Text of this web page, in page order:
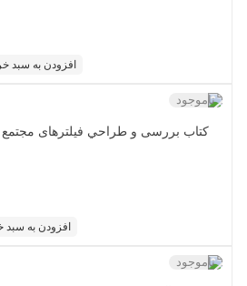
افزودن به سبد خرید
کتاب بررسی و طراحي فیلترهای مجتمع Gm-C با توان مصرفی پایین...
ناموجود
افزودن به سبد خرید
ناموجود